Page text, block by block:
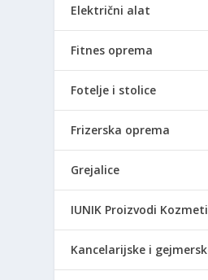
Električni alat
Fitnes oprema
Fotelje i stolice
Frizerska oprema
Grejalice
IUNIK Proizvodi
Kancelarijske i